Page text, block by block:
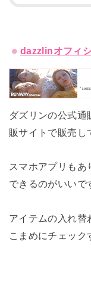
dazzlinオフィ
ダズリンの公式通
販サイトで販売し
スマホアプリもあ
できるのがいいで
アイテムの入れ替
こまめにチェック